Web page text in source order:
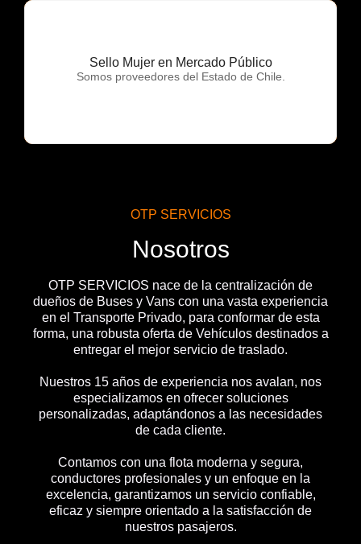
Sello Mujer en Mercado Público
Somos proveedores del Estado de Chile.
OTP Servicios
OTP SERVICIOS
Nosotros
OTP SERVICIOS nace de la centralización de
dueños de Buses y Vans con una vasta experiencia
en el Transporte Privado, para conformar de esta
forma, una robusta oferta de Vehículos destinados a
entregar el mejor servicio de traslado.
Nuestros 15 años de experiencia nos avalan, nos
especializamos en ofrecer soluciones
personalizadas, adaptándonos a las necesidades
de cada cliente.
Contamos con una flota moderna y segura,
conductores profesionales y un enfoque en la
excelencia, garantizamos un servicio confiable,
eficaz y siempre orientado a la satisfacción de
nuestros pasajeros.